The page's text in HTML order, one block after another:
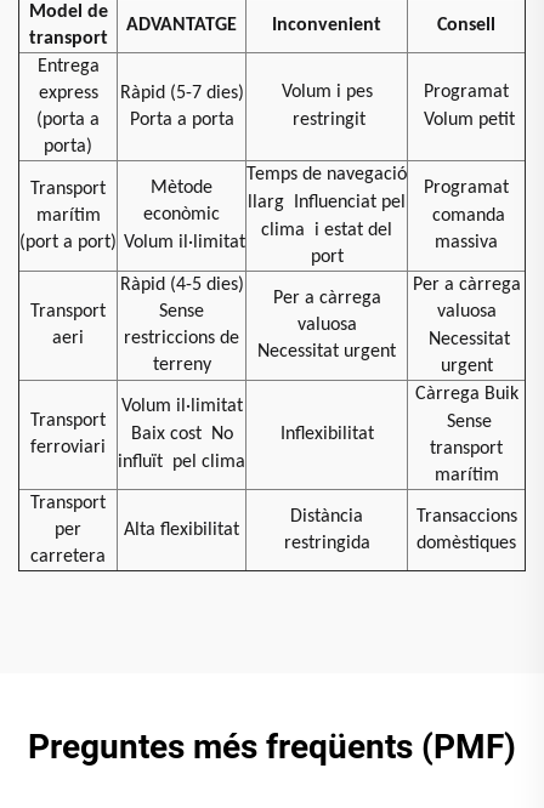
Model de
transport
ADVANTATGE Inconvenient Consell
Entrega
express
(porta a
porta)
Ràpid (5-7 dies)
Porta a porta
Volum i pes
restringit
Programat
Volum petit
Transport
marítim
(port a port)
Mètode
econòmic
Volum il·limitat
Temps de navegació
llarg
Influenciat pel
clima
i estat del
port
Programat
comanda
massiva
Transport
aeri
Ràpid (4-5 dies)
Sense
restriccions de
terreny
Per a càrrega
valuosa
Necessitat urgent
Per a càrrega
valuosa
Necessitat
urgent
Transport
ferroviari
Volum il·limitat
Baix cost
No
influït pel clima
Inflexibilitat
Càrrega Buik
Sense
transport
marítim
Transport
per
carretera
Alta flexibilitat
Distància
restringida
Transaccions
domèstiques
Preguntes més freqüents (PMF)